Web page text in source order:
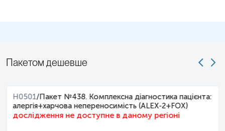
Пакетом дешевше
H0501/Пакет №438. Комплексна діагностика пацієнта:
алергія+харчова непереносимість (ALEX-2+FOX)
дослідження не доступне в даному регіоні